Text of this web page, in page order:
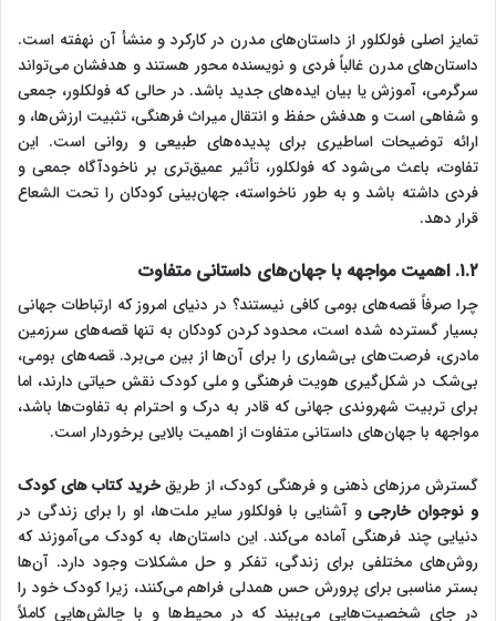
تمایز اصلی فولکلور از داستان‌های مدرن در کارکرد و منشأ آن نهفته است.
داستان‌های مدرن غالباً فردی و نویسنده محور هستند و هدفشان می‌تواند
سرگرمی، آموزش یا بیان ایده‌های جدید باشد. در حالی که فولکلور، جمعی
و شفاهی است و هدفش حفظ و انتقال میراث فرهنگی، تثبیت ارزش‌ها، و
ارائه توضیحات اساطیری برای پدیده‌های طبیعی و روانی است. این
تفاوت، باعث می‌شود که فولکلور، تأثیر عمیق‌تری بر ناخودآگاه جمعی و
فردی داشته باشد و به طور ناخواسته، جهان‌بینی کودکان را تحت الشعاع
قرار دهد.
۱.۲. اهمیت مواجهه با جهان‌های داستانی متفاوت
چرا صرفاً قصه‌های بومی کافی نیستند؟ در دنیای امروز که ارتباطات جهانی
بسیار گسترده شده است، محدود کردن کودکان به تنها قصه‌های سرزمین
مادری، فرصت‌های بی‌شماری را برای آن‌ها از بین می‌برد. قصه‌های بومی،
بی‌شک در شکل‌گیری هویت فرهنگی و ملی کودک نقش حیاتی دارند، اما
برای تربیت شهروندی جهانی که قادر به درک و احترام به تفاوت‌ها باشد،
مواجهه با جهان‌های داستانی متفاوت از اهمیت بالایی برخوردار است.
گسترش مرزهای ذهنی و فرهنگی کودک، از طریقخرید کتاب‌ های کودک
و نوجوان خارجیو آشنایی با فولکلور سایر ملت‌ها، او را برای زندگی در
دنیایی چند فرهنگی آماده می‌کند. این داستان‌ها، به کودک می‌آموزند که
روش‌های مختلفی برای زندگی، تفکر و حل مشکلات وجود دارد. آن‌ها
بستر مناسبی برای پرورش حس همدلی فراهم می‌کنند، زیرا کودک خود را
در جای شخصیت‌هایی می‌بیند که در محیط‌ها و با چالش‌هایی کاملاً